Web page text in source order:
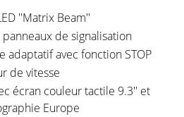
''Matrix Beam''
de signalisation
adaptatif avec fonction STOP
de vitesse
écran couleur tactile 9.3'' et
Europe